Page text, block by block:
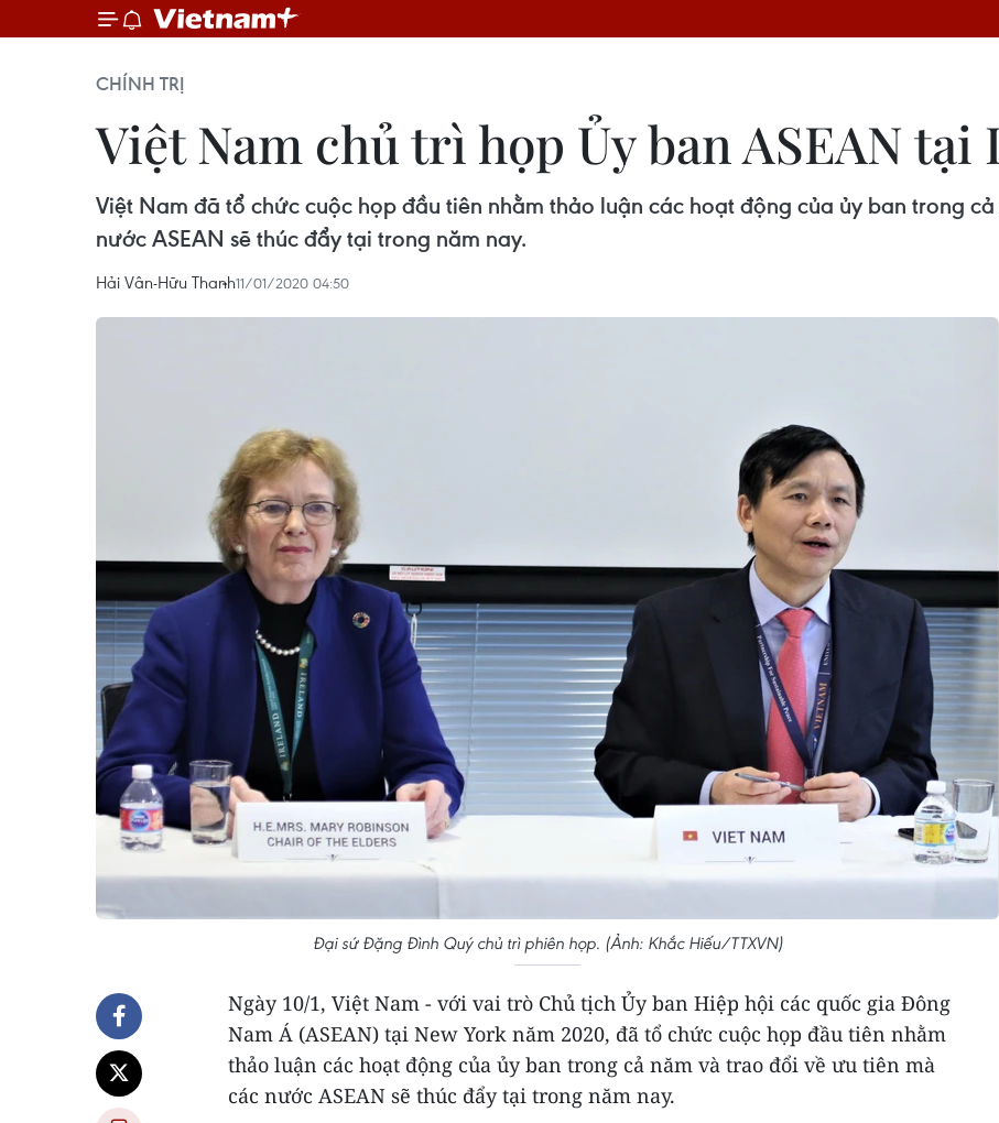
CHÍNH TRỊ
Việt Nam chủ trì họp Ủy ban ASEAN tại
Việt Nam đã tổ chức cuộc họp đầu tiên nhằm thảo luận các hoạt động của ủy ban trong
nước ASEAN sẽ thúc đẩy tại trong năm nay.
Hải Vân-Hữu Thanh11/01/2020 04:50
Đại sứ Đặng Đình Quý chủ trì phiên họp. (Ảnh: Khắc Hiếu/TTXVN)
Ngày 10/1, Việt Nam - với vai trò Chủ tịch Ủy ban Hiệp hội các quốc gia Đông
Nam Á (ASEAN) tại New York năm 2020, đã tổ chức cuộc họp đầu tiên nhằm
thảo luận các hoạt động của ủy ban trong cả năm và trao đổi về ưu tiên mà
các nước ASEAN sẽ thúc đẩy tại trong năm nay.